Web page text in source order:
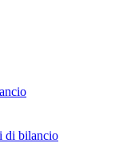
di bilancio